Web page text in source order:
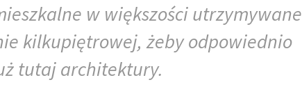
w większości utrzymywane
kilkupiętrowej, żeby odpowiednio
tutaj architektury.